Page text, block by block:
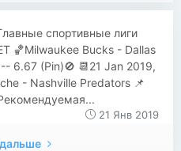
спортивные лиги
🏀Milwaukee Bucks - Dallas
6.67 (Pin)🚫 📆21 Jan 2019,
- Nashville Predators 📌
21 Янв 2019